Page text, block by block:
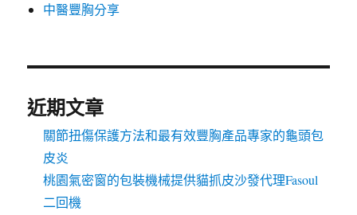
中醫豐胸分享
近期文章
關節扭傷保護方法和最有效豐胸產品專家的龜頭包
皮炎
桃園氣密窗的包裝機械提供貓抓皮沙發代理Fasoul
二回機